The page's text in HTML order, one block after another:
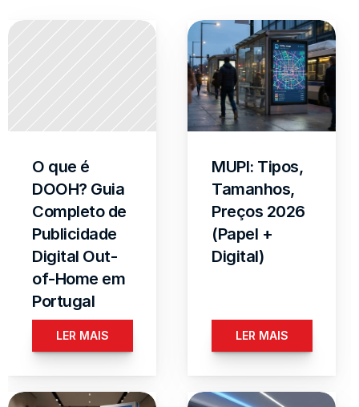
O que é
DOOH? Guia
Completo de
Publicidade
Digital Out-
of-Home em
Portugal
LER MAIS
MUPI: Tipos,
Tamanhos,
Preços 2026
(Papel +
Digital)
LER MAIS